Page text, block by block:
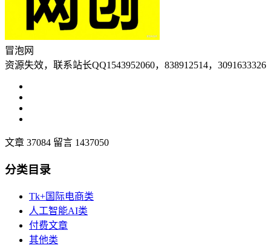
冒泡网
资源失效，联系站长QQ1543952060，838912514，3091633326
文章 37084 留言 1437050
分类目录
Tk+国际电商类
人工智能AI类
付费文章
其他类